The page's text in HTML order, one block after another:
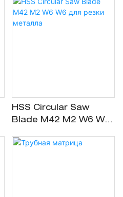
HSS Circular Saw
Blade M42 M2 W6 W6